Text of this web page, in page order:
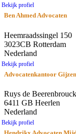
Bekijk profiel
Ben Ahmed Advocaten
Heemraadssingel 150
3023CB Rotterdam
Nederland
Bekijk profiel
Advocatenkantoor Gijzen
Ruys de
6411 GB Heerlen
Nederland
Bekijk profiel